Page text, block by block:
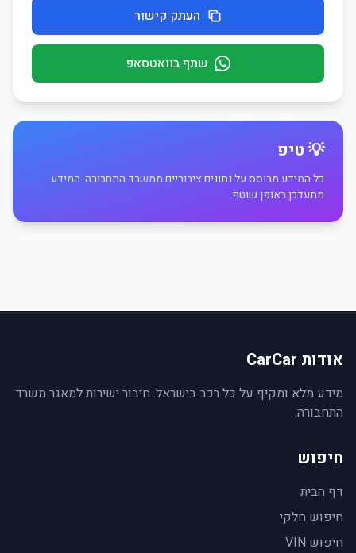
העתק קישור
שתף בוואטסאפ
💡 טיפ
כל המידע מבוסס על נתונים ציבוריים ממשרד התחבורה. המידע
מתעדכן באופן שוטף.
אודות CarCar
מידע מלא ומקיף על כל רכב בישראל. חיבור ישירות למאגר משרד
התחבורה.
חיפוש
דף הבית
חיפוש חלקי
חיפוש VIN